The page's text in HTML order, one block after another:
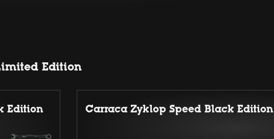
Edition
Edition Carraca Zyklop Speed Black Edition